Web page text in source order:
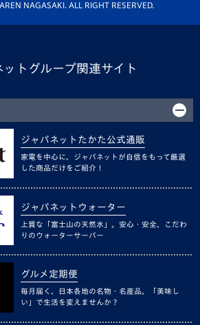
NAGASAKI. ALL RIGHT RESERVED.
ットグループ関連サイト
ジャパネットたかた公式通販
家電を中心に、ジャパネットが自信をもって厳選
した商品だけをご紹介！
ジャパネットウォーター
上質な「富士山の天然水」。安心・安全、こだわ
りのウォーターサーバー
グルメ定期便
毎月届く、日本各地の名物・名産品。「美味し
い」で生活を変えませんか？